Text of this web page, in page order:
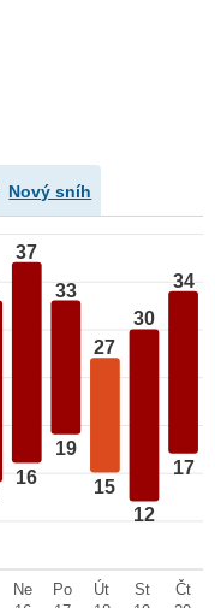
Nový sníh
37
16
33
19
27
15
30
12
34
17
Ne
Po
Út
St
Čt